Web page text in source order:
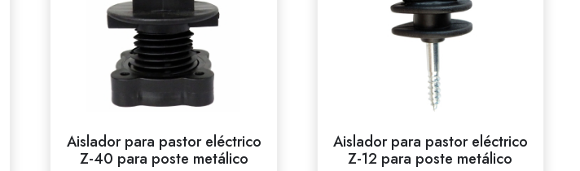
Aislador para pastor eléctrico
Z-40 para poste metálico
Aislador para pastor eléctrico
Z-12 para poste metálico